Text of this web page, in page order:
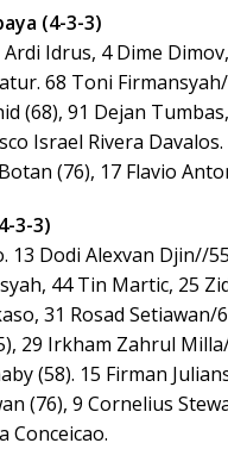
(4-3-3)
Idrus, 4 Dime
68 Toni
(68), 91 Dejan
Israel Rivera
(76), 17 Flavio
3-3)
13 Dodi Alexvan Djin//
44 Tin Martic, 25
31 Rosad Setiawan/
29 Irkham Zahrul
(58). 15 Firman
(76), 9 Cornelius
Conceicao.